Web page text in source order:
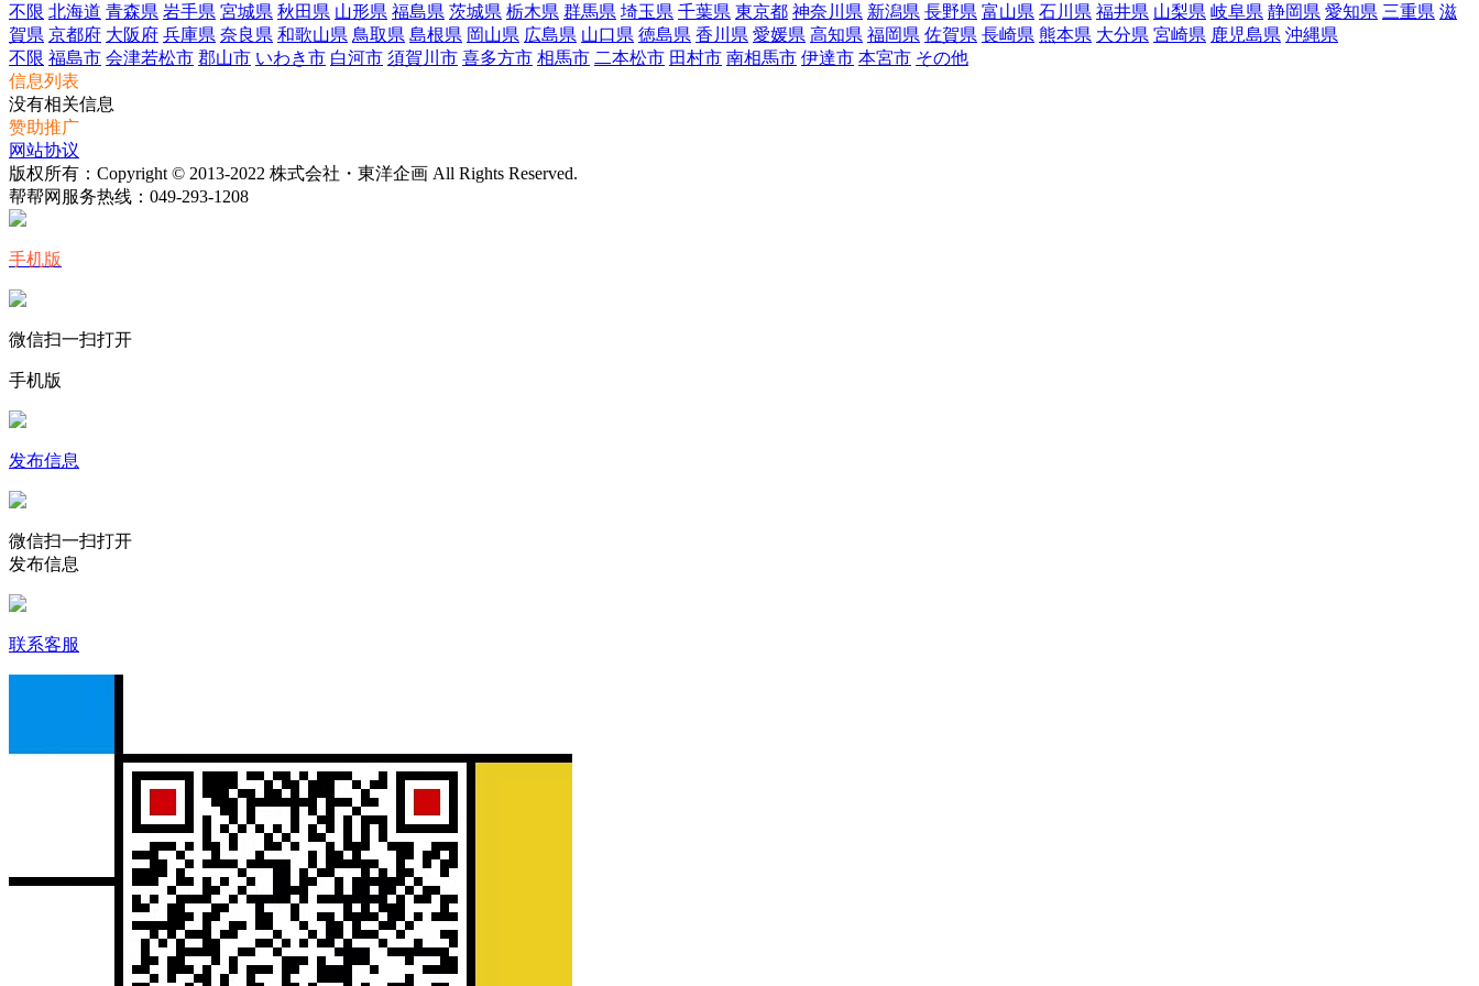
不限 北海道 青森県 岩手県 宮城県 秋田県 山形県 福島県 茨城県 栃木県 群馬県 埼玉県 千葉県 東京都 神奈川県 新潟県 長野県 富山県 石川県 福井県 山梨県 岐阜県 静岡県 愛知県 三重県 滋
賀県 京都府 大阪府 兵庫県 奈良県 和歌山県 鳥取県 島根県 岡山県 広島県 山口県 徳島県 香川県 愛媛県 高知県 福岡県 佐賀県 長崎県 熊本県 大分県 宮崎県 鹿児島県 沖縄県
不限 福島市 会津若松市 郡山市 いわき市 白河市 須賀川市 喜多方市 相馬市 二本松市 田村市 南相馬市 伊達市 本宮市 その他
信息列表
没有相关信息
赞助推广
网站协议
版权所有：Copyright © 2013-2022 株式会社・東洋企画 All Rights Reserved.
帮帮网服务热线： 049-293-1208
手机版
微信扫一扫打开
手机版
发布信息
微信扫一扫打开
发布信息
联系客服